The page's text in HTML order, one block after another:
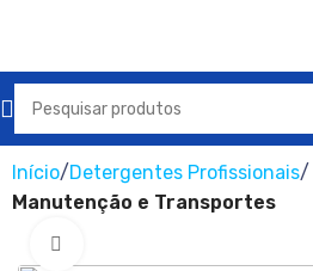
Início Detergentes Profissionais
Manutenção e Transportes